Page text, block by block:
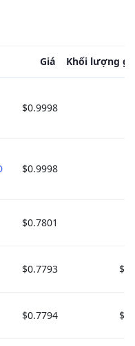
Giá Khối lượng
$0.9998
$0.9998
$0.7801
$0.7793
$0.7794